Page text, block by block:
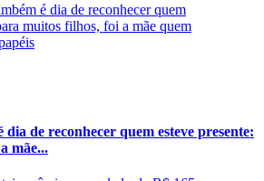
dia de reconhecer quem esteve presente:
mãe...